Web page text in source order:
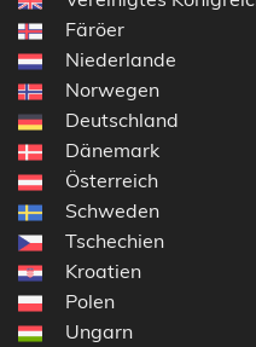
Färöer
Niederlande
Norwegen
Deutschland
Dänemark
Österreich
Schweden
Tschechien
Kroatien
Polen
Ungarn